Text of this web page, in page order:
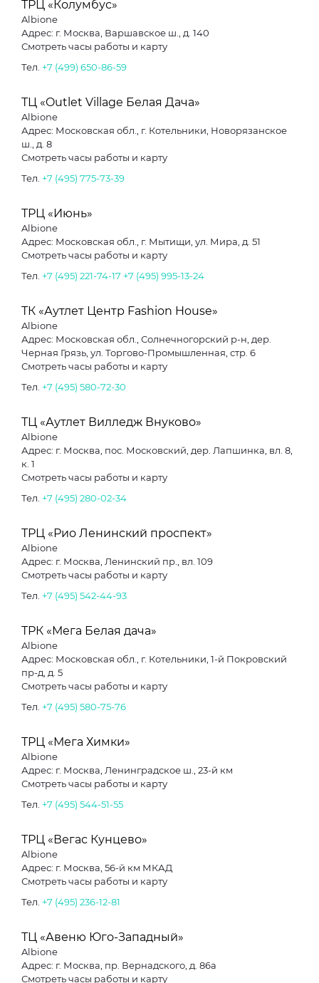
ТРЦ «Колумбус»
Albione
Адрес: г. Москва, Варшавское ш., д. 140
Смотреть часы работы и карту
Тел. +7 (499) 650-86-59
ТЦ «Outlet Village Белая Дача»
Albione
Адрес: Московская обл., г. Котельники, Новорязанское
ш., д. 8
Смотреть часы работы и карту
Тел. +7 (495) 775-73-39
ТРЦ «Июнь»
Albione
Адрес: Московская обл., г. Мытищи, ул. Мира, д. 51
Смотреть часы работы и карту
Тел. +7 (495) 221-74-17 +7 (495) 995-13-24
ТК «Аутлет Центр Fashion House»
Albione
Адрес: Московская обл., Солнечногорский р-н, дер.
Черная Грязь, ул. Торгово-Промышленная, стр. 6
Смотреть часы работы и карту
Тел. +7 (495) 580-72-30
ТЦ «Аутлет Вилледж Внуково»
Albione
Адрес: г. Москва, пос. Московский, дер. Лапшинка, вл. 8,
к. 1
Смотреть часы работы и карту
Тел. +7 (495) 280-02-34
ТРЦ «Рио Ленинский проспект»
Albione
Адрес: г. Москва, Ленинский пр., вл. 109
Смотреть часы работы и карту
Тел. +7 (495) 542-44-93
ТРК «Мега Белая дача»
Albione
Адрес: Московская обл., г. Котельники, 1-й Покровский
пр-д, д. 5
Смотреть часы работы и карту
Тел. +7 (495) 580-75-76
ТРЦ «Мега Химки»
Albione
Адрес: г. Москва, Ленинградское ш., 23-й км
Смотреть часы работы и карту
Тел. +7 (495) 544-51-55
ТРЦ «Вегас Кунцево»
Albione
Адрес: г. Москва, 56-й км МКАД
Смотреть часы работы и карту
Тел. +7 (495) 236-12-81
ТЦ «Авеню Юго-Западный»
Albione
Адрес: г. Москва, пр. Вернадского, д. 86а
Смотреть часы работы и карту